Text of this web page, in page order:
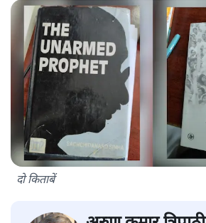
दो किताबें